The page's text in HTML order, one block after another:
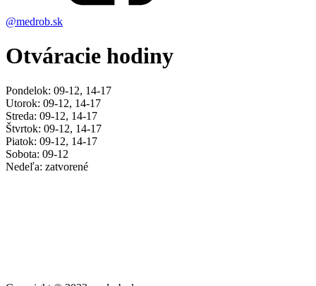
@medrob.sk
Otváracie hodiny
Pondelok: 09-12, 14-17
Utorok: 09-12, 14-17
Streda: 09-12, 14-17
Štvrtok: 09-12, 14-17
Piatok: 09-12, 14-17
Sobota: 09-12
Nedeľa: zatvorené